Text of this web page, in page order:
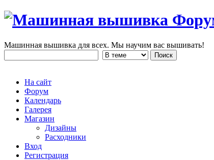
Машинная вышивка для всех. Мы научим вас вышивать!
На сайт
Форум
Календарь
Галерея
Магазин
Дизайны
Расходники
Вход
Регистрация